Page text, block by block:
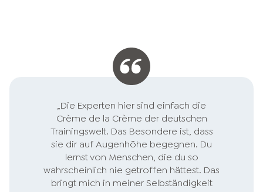
Bedarf, reagiert individuell und
schnell auf Feedbacks.
Beruflich bin ich für Service
Exzellenz in meinem
Unternehmen verantwortlich-
Hochachtung vor eurer
Leistung!
„Die Experten hier sind einfach die
Crème de la Crème der deutschen
Trainingswelt. Das Besondere ist, dass
sie dir auf Augenhöhe begegnen. Du
lernst von Menschen, die du so
wahrscheinlich nie getroffen hättest. Das
bringt mich in meiner Selbständigkeit